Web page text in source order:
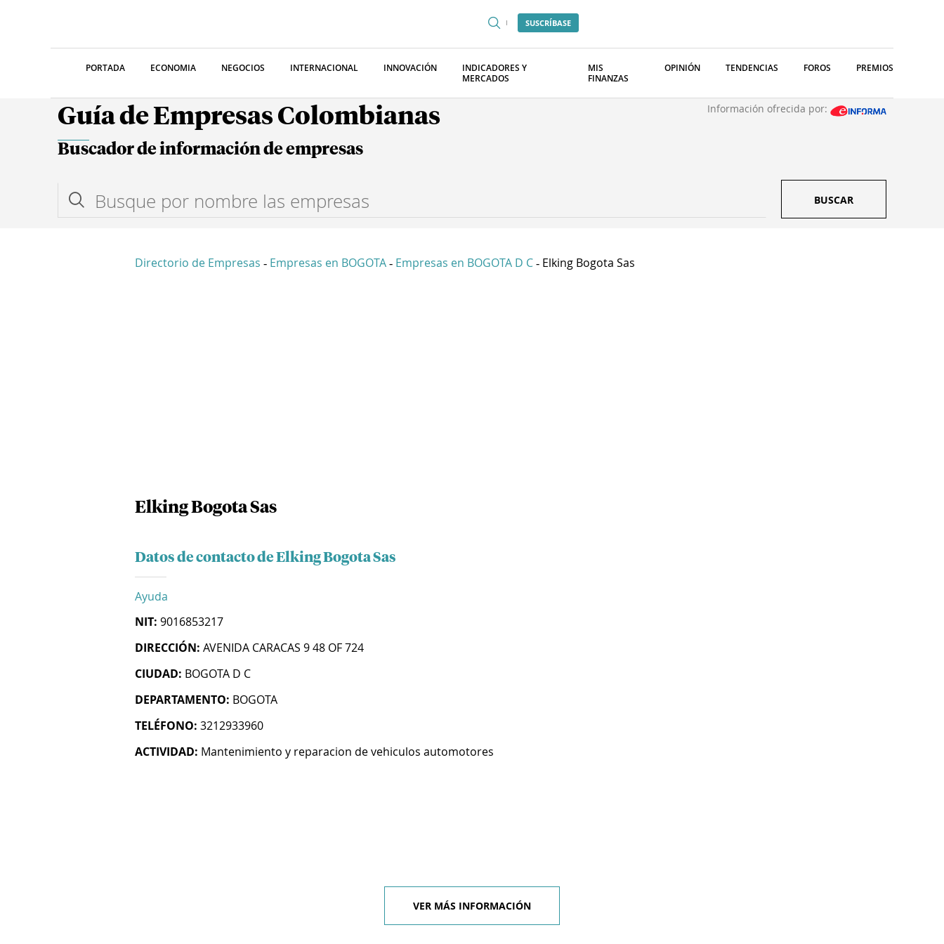
SUSCRÍBASE
PORTADA ECONOMIA NEGOCIOS INTERNACIONAL INNOVACIÓN
INDICADORES Y
MERCADOS
MIS
FINANZAS
OPINIÓN TENDENCIAS FOROS PREMIOS
Guía de Empresas Colombianas Información ofrecida por:
Buscador de información de empresas
BUSCAR
Directorio de Empresas - Empresas en BOGOTA - Empresas en BOGOTA D C - Elking Bogota Sas
Elking Bogota Sas
Datos de contacto de Elking Bogota Sas
Ayuda
NIT: 9016853217
DIRECCIÓN: AVENIDA CARACAS 9 48 OF 724
CIUDAD: BOGOTA D C
DEPARTAMENTO: BOGOTA
TELÉFONO: 3212933960
ACTIVIDAD: Mantenimiento y reparacion de vehiculos automotores
VER MÁS INFORMACIÓN